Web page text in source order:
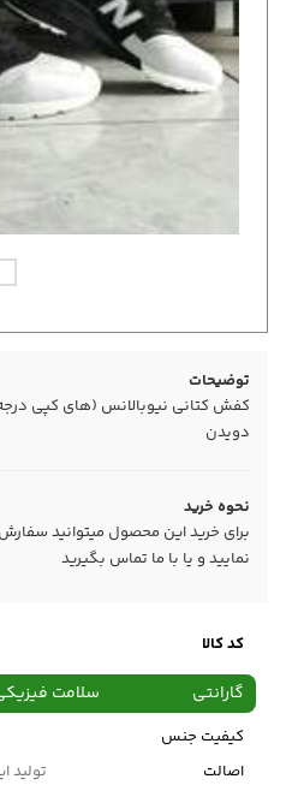
توضیحات
دویدن
نحوه خرید
برای خرید این محصول میتوانید
نمایید و یا با ما تماس بگیرید
کد کالا
گارانتی سلامت فیزیکی،48 ساعت ضمانت
کیفیت جنس
اصالت
تولید